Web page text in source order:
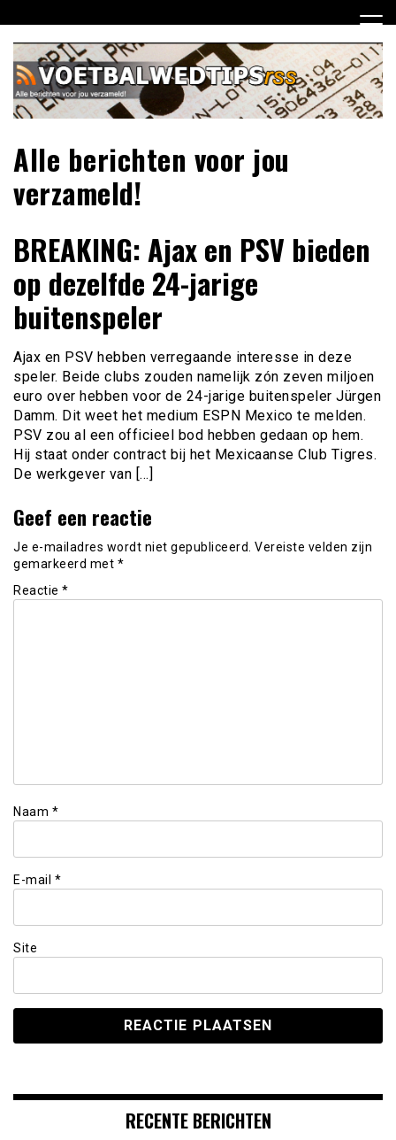
naar
inhoud
Alle berichten voor jou
verzameld!
BREAKING: Ajax en PSV bieden
op dezelfde 24-jarige
buitenspeler
Ajax en PSV hebben verregaande interesse in deze
speler. Beide clubs zouden namelijk zón zeven miljoen
euro over hebben voor de 24-jarige buitenspeler Jürgen
Damm. Dit weet het medium ESPN Mexico te melden.
PSV zou al een officieel bod hebben gedaan op hem.
Hij staat onder contract bij het Mexicaanse Club Tigres.
De werkgever van […]
Geef een reactie
Je e-mailadres wordt niet gepubliceerd. Vereiste velden zijn
gemarkeerd met *
Reactie *
Naam *
E-mail *
Site
RECENTE BERICHTEN